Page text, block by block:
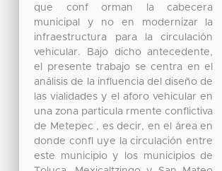
que conf orman la cabecera
municipal y no en modernizar la
infraestructura para la circulación
vehicular. Bajo dicho antecedente,
el presente trabajo se centra en el
análisis de la influencia del diseño de
las vialidades y el aforo vehicular en
una zona particula rmente conflictiva
de Metepec , es decir, en el área en
donde confl uye la circulación entre
este municipio y los municipios de